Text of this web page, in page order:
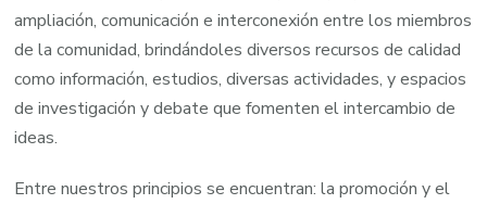
ampliación, comunicación e interconexión entre los miembros
de la comunidad, brindándoles diversos recursos de calidad
como información, estudios, diversas actividades, y espacios
de investigación y debate que fomenten el intercambio de
ideas.
Entre nuestros principios se encuentran: la promoción y el